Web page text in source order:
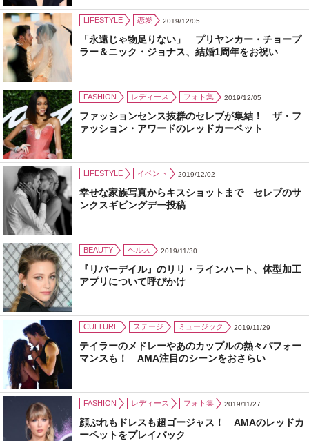
LIFESTYLE 恋愛 2019/12/05
「永遠じゃ物足りない」 プリヤンカー・チョープ
ラー＆ニック・ジョナス、結婚1周年をお祝い
FASHION レディース フォト集 2019/12/05
ファッションセンス抜群のセレブが集結！ ザ・フ
ァッション・アワードのレッドカーペット
LIFESTYLE イベント 2019/12/02
幸せな家族写真からキスショットまで セレブのサ
ンクスギビングデー投稿
BEAUTY ヘルス 2019/11/30
『リバーデイル』のリリ・ラインハート、体型加工
アプリについて呼びかけ
CULTURE ステージ ミュージック 2019/11/29
テイラーのメドレーやあのカップルの熱々パフォー
マンスも！ AMA注目のシーンをおさらい
FASHION レディース フォト集 2019/11/27
顔ぶれもドレスも超ゴージャス！ AMAのレッドカ
ーペットをプレイバック